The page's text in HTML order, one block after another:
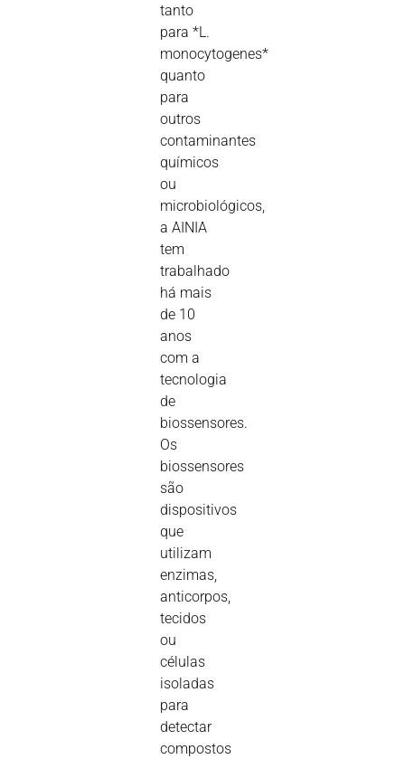
tanto
para *L.
monocytogenes*
quanto
para
outros
contaminantes
químicos
ou
microbiológicos,
a AINIA
tem
trabalhado
há mais
de 10
anos
com a
tecnologia
de
biossensores.
Os
biossensores
são
dispositivos
que
utilizam
enzimas,
anticorpos,
tecidos
ou
células
isoladas
para
detectar
compostos